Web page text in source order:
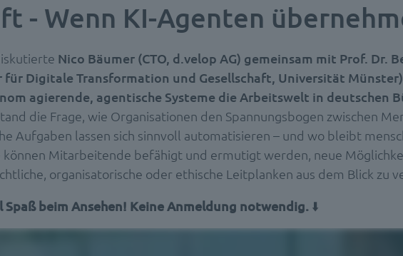
- Wenn KI-Agenten
Nico Bäumer (CTO, d.velop AG) gemeinsam mit Prof. Dr.
für Digitale Transformation und Gesellschaft, Universität
agierende, agentische Systeme die Arbeitswelt in deutschen
die Frage, wie Organisationen den Spannungsbogen zwischen
Aufgaben lassen sich sinnvoll automatisieren – und wo bleibt
Mitarbeitende befähigt und ermutigt werden, neue
organisatorische oder ethische Leitplanken aus dem Blick zu
Spaß beim Ansehen! Keine Anmeldung notwendig. ⬇️